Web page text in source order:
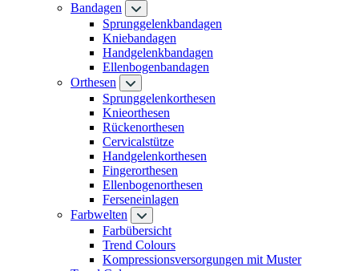
Bandagen
Sprunggelenkbandagen
Kniebandagen
Handgelenkbandagen
Ellenbogenbandagen
Orthesen
Sprunggelenkorthesen
Knieorthesen
Rückenorthesen
Cervicalstütze
Handgelenkorthesen
Fingerorthesen
Ellenbogenorthesen
Ferseneinlagen
Farbwelten
Farbübersicht
Trend Colours
Kompressionsversorgungen mit Muster